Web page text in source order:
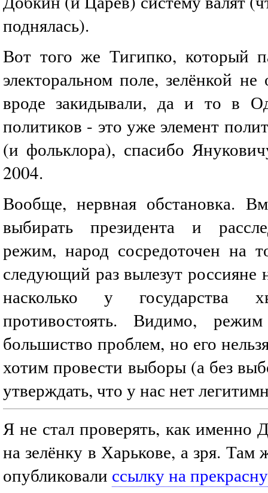
поднялась).
Вот того же Тигипко, который
электоральном поле, зелёнкой
вроде закидывали, да и то в
политиков - это уже элемент
(и фольклора), спасибо
2004.
Вообще, нервная обстановка.
выбирать президента и
режим, народ сосредоточен на
следующий раз вылезут
насколько у государства
противостоять. Видимо,
большиство проблем, но его
хотим провести выборы (а без
утверждать, что у нас нет
Я не стал проверять, как именно
на зелёнку в Харькове, а зря. Там
опубликовали ссылку на